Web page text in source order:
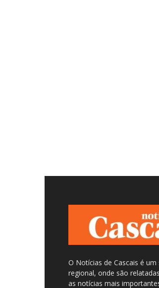
O Notícias de Cascais é
regional, onde são
as notícias mais